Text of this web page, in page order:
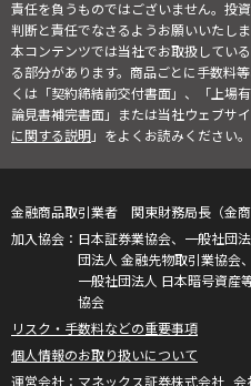
責任を負うものではございません。投
判断と責任でなさるようお願いいたしま
本コンテンツでは当社でお取扱してい
る部分があります。商品ごとに手数料
くは「契約締結前交付書面」、「上場
論見書補完書面」または当社ウェブサ
に関する説明」をよくお読みください。
金融商品取引業者 関東財務局長（金
日本証券業協会、一般社団
団法人 金融先物取引業協会、
一般社団法人 日本暗号資産
協会
リスク・手数料などの重要事項
個人情報のお取り扱いについて
マネックス証券株式会社 会